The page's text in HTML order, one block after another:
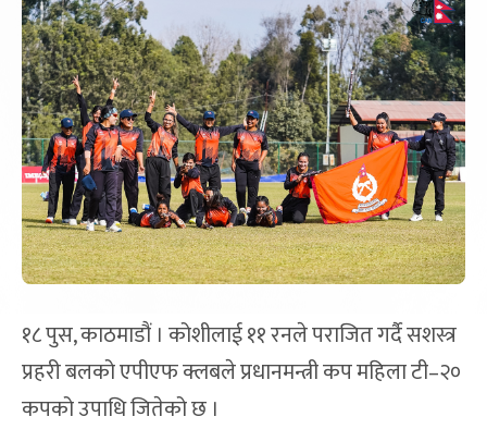
१८ पुस, काठमाडौं । कोशीलाई ११ रनले पराजित गर्दै सशस्त्र
प्रहरी बलको एपीएफ क्लबले प्रधानमन्त्री कप महिला टी–२०
कपको उपाधि जितेको छ ।